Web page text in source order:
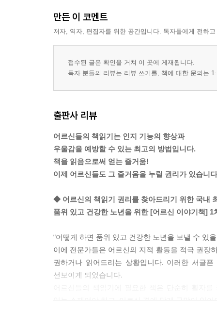
만든 이 코멘트
저자, 역자, 편집자를 위한 공간입니다. 독자들에게 전하
접수된 글은 확인을 거쳐 이 곳에 게재됩니다.
독자 분들의 리뷰는 리뷰 쓰기를, 책에 대한 문의는
출판사 리뷰
어르신들의 책읽기는 인지 기능의 향상과
우울감을 예방할 수 있는 최고의 방법입니다.
책을 읽음으로써 얻는 즐거움!
이제 어르신들도 그 즐거움을 누릴 권리가 있습니
◆ 어르신의 책읽기 권리를 찾아드리기 위한 국내
품위 있고 건강한 노년을 위한 [어르신 이야기책] 1
“어떻게 하면 품위 있고 건강한 노년을 보낼 수 있을
이에 전문가들은 어르신의 지적 활동을 적극 권장
권하거나 읽어드리는 상황입니다. 이러한 서글
선보이게 되었습니다.
있는 소재여야 하고, 어르신 격에 맞게 글맛이 있